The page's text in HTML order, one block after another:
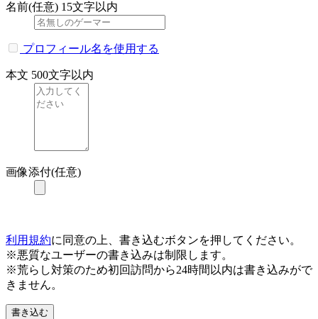
名前(任意) 15文字以内
プロフィール名を使用する
本文 500文字以内
画像添付(任意)
利用規約に同意の上、書き込むボタンを押してください。
※悪質なユーザーの書き込みは制限します。
※荒らし対策のため初回訪問から24時間以内は書き込みがで
きません。
書き込む